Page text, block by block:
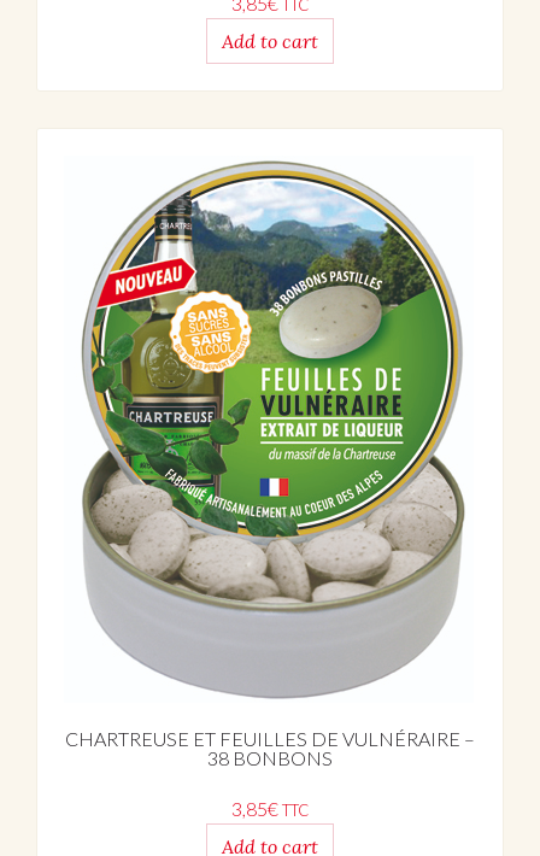
TTC
Add to cart
CHARTREUSE ET FEUILLES DE VULNÉRAIRE –
38 BONBONS
3,85€TTC
Add to cart